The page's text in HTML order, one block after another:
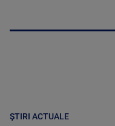
ȘTIRI ACTUALE